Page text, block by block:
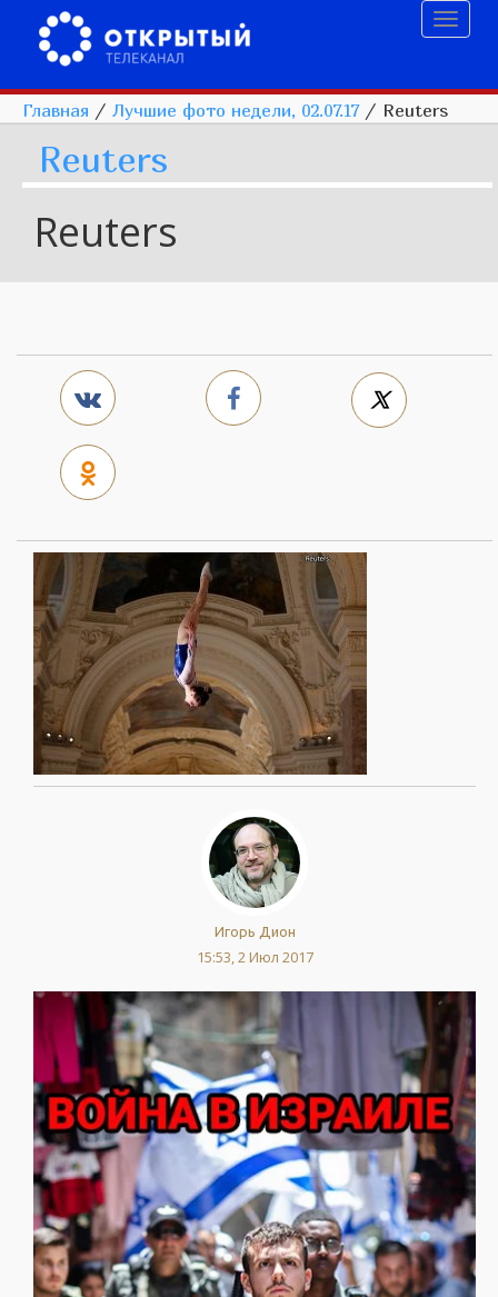
Главная / Лучшие фото недели, 02.07.17/ Reuters
Reuters
Reuters
Игорь Дион
15:53, 2 Июл 2017